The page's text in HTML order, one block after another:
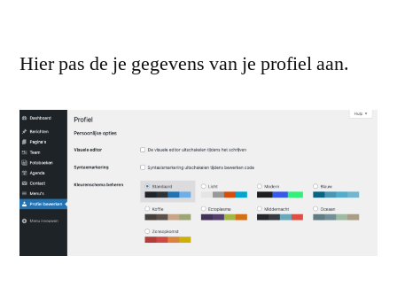
Hier pas de je gegevens van je profiel aan.